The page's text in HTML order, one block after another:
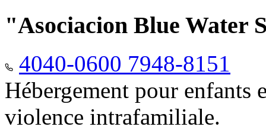
"Asociacion Blue Water
4040-0600 7948-8151
Hébergement pour enfants
violence intrafamiliale.